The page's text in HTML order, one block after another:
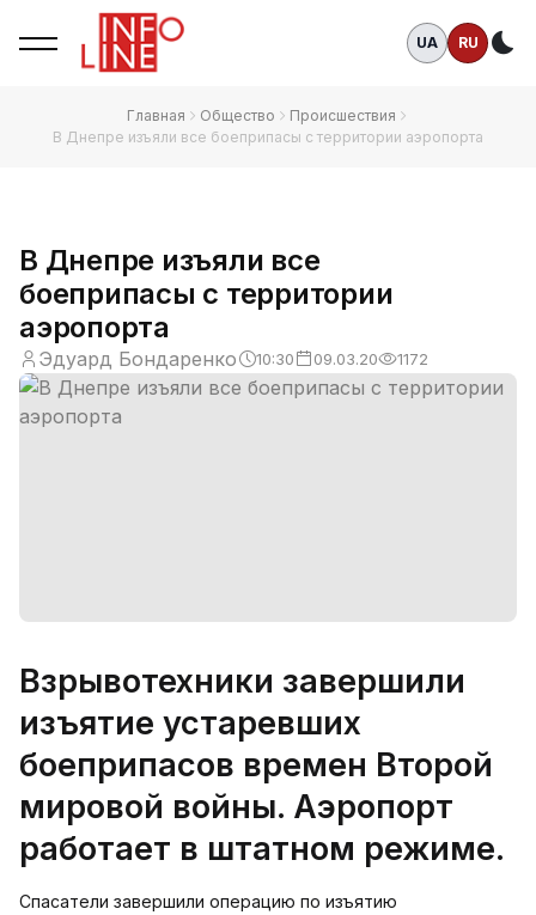
UA RU
Главная Общество
Происшествия
В Днепре изъяли все боеприпасы с территории аэропорта
В Днепре изъяли все
боеприпасы с территории
аэропорта
Эдуард Бондаренко 10:30 09.03.20 1172
Взрывотехники завершили
изъятие устаревших
боеприпасов времен Второй
мировой войны. Аэропорт
работает в штатном режиме.
Спасатели завершили операцию по изъятию